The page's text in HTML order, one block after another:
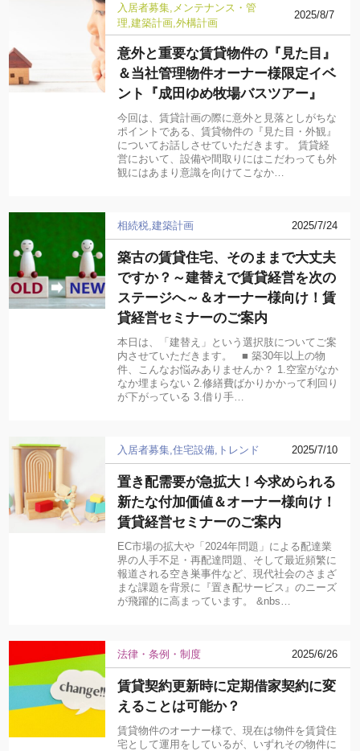
入居者募集 メンテナンス・管
理 建築計画 外構計画
2025/8/7
意外と重要な賃貸物件の『見た目』
＆当社管理物件オーナー様限定イベ
ント『成田ゆめ牧場バスツアー』
今回は、賃貸計画の際に意外と見落としがちな
ポイントである、賃貸物件の『見た目・外観』
についてお話しさせていただきます。 賃貸経
営において、設備や間取りにはこだわっても外
観にはあまり意識を向けてこなか…
相続税 建築計画 2025/7/24
築古の賃貸住宅、そのままで大丈夫
ですか？～建替えで賃貸経営を次の
ステージへ～＆オーナー様向け！賃
貸経営セミナーのご案内
本日は、「建替え」という選択肢についてご案
内させていただきます。 ■ 築30年以上の物
件、こんなお悩みありませんか？ 1.空室がなか
なか埋まらない 2.修繕費ばかりかかって利回り
が下がっている 3.借り手…
入居者募集 住宅設備 トレンド 2025/7/10
置き配需要が急拡大！今求められる
新たな付加価値＆オーナー様向け！
賃貸経営セミナーのご案内
EC市場の拡大や「2024年問題」による配達業
界の人手不足・再配達問題、そして最近頻繁に
報道される空き巣事件など、現代社会のさまざ
まな課題を背景に『置き配サービス』のニーズ
が飛躍的に高まっています。 &nbs…
法律・条例・制度 2025/6/26
賃貸契約更新時に定期借家契約に変
えることは可能か？
賃貸物件のオーナー様で、現在は物件を賃貸住
宅として運用をしているが、いずれその物件に